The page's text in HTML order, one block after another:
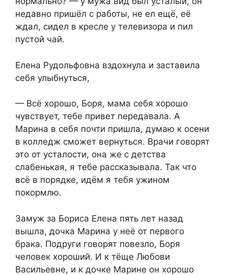
недавно пришёл с работы, не ел ещё, её
ждал, сидел в кресле у телевизора и пил
пустой чай.
Елена Рудольфовна вздохнула и заставила
себя улыбнуться,
— Всё хорошо, Боря, мама себя хорошо
чувствует, тебе привет передавала. А
Марина в себя почти пришла, думаю к осени
в колледж сможет вернуться. Врачи говорят
это от усталости, она же с детства
слабенькая, я тебе рассказывала. Так что
всё в порядке, идём я тебя ужином
покормлю.
Замуж за Бориса Елена пять лет назад
вышла, дочка Марина у неё от первого
брака. Подруги говорят повезло, Боря
человек хороший. И к тёще Любови
Васильевне, и к дочке Марине он хорошо